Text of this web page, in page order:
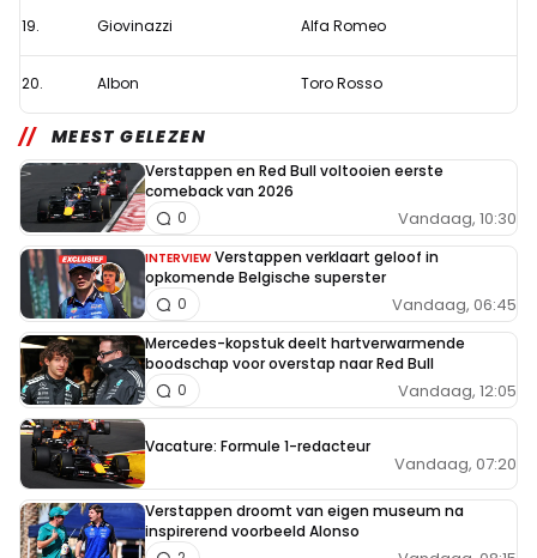
19. Giovinazzi Alfa Romeo
20. Albon Toro Rosso
MEEST GELEZEN
Verstappen en Red Bull voltooien eerste
comeback van 2026
Vandaag, 10:30
0
INTERVIEW Verstappen verklaart geloof in
opkomende Belgische superster
Vandaag, 06:45
0
Mercedes-kopstuk deelt hartverwarmende
boodschap voor overstap naar Red Bull
Vandaag, 12:05
0
Vacature: Formule 1-redacteur
Vandaag, 07:20
Verstappen droomt van eigen museum na
inspirerend voorbeeld Alonso